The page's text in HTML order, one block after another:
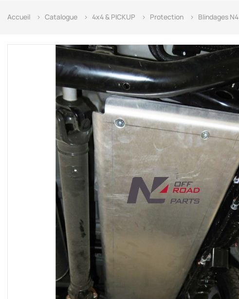
Accueil Catalogue 4x4 & PICKUP Protection Blindages N4